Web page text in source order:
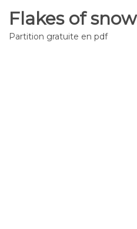
Flakes of snow
Partition gratuite en pdf